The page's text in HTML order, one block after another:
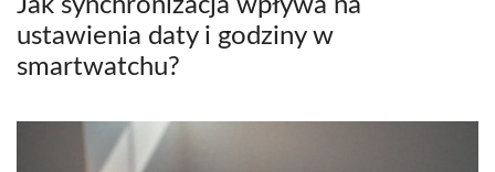
Jak synchronizacja wpływa na
ustawienia daty i godziny w
smartwatchu?